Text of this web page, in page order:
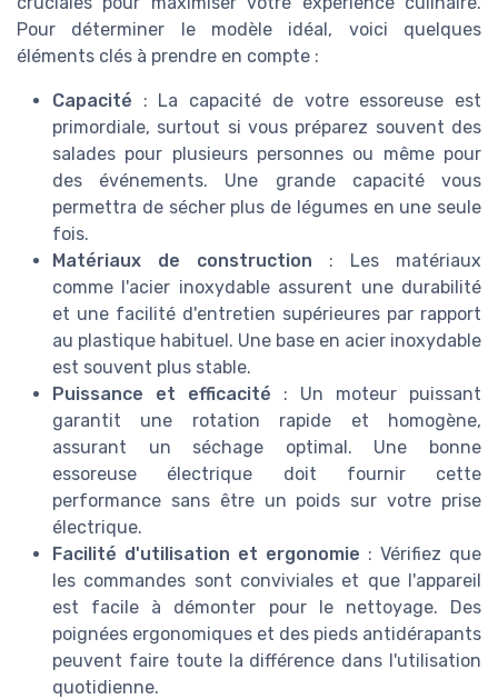
Pour déterminer le modèle idéal, voici quelques
éléments clés à prendre en compte :
Capacité : La capacité de votre essoreuse est
primordiale, surtout si vous préparez souvent des
salades pour plusieurs personnes ou même pour
des événements. Une grande capacité vous
permettra de sécher plus de légumes en une seule
fois.
Matériaux de construction : Les matériaux
comme l'acier inoxydable assurent une durabilité
et une facilité d'entretien supérieures par rapport
au plastique habituel. Une base en acier inoxydable
est souvent plus stable.
Puissance et efficacité : Un moteur puissant
garantit une rotation rapide et homogène,
assurant un séchage optimal. Une bonne
essoreuse électrique doit fournir cette
performance sans être un poids sur votre prise
électrique.
Facilité d'utilisation et ergonomie : Vérifiez que
les commandes sont conviviales et que l'appareil
est facile à démonter pour le nettoyage. Des
poignées ergonomiques et des pieds antidérapants
peuvent faire toute la différence dans l'utilisation
quotidienne.